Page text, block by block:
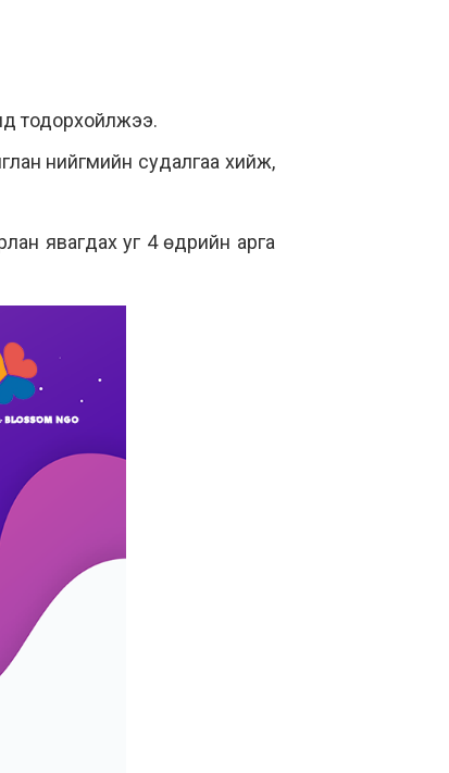
тодорхойлжээ.
нийгмийн судалгаа хийж,
явагдах уг 4 өдрийн арга